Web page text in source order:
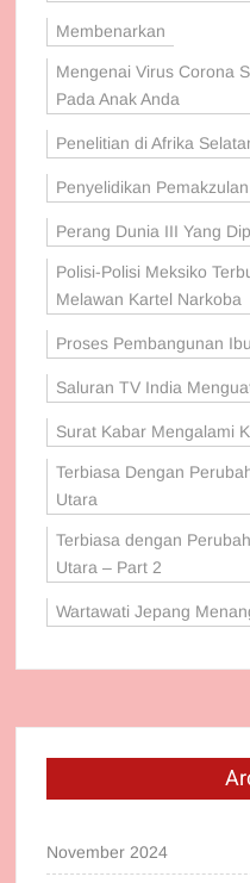
Membenarkan
Mengenai Virus Corona
Pada Anak Anda
Penelitian di Afrika
Penyelidikan
Perang Dunia III Yang
Polisi-Polisi Meksiko
Melawan Kartel Narkoba
Proses Pembangunan
Saluran TV India
Surat Kabar Mengalami
Terbiasa Dengan
Utara
Terbiasa dengan
Utara – Part 2
Wartawati Jepang
November 2024